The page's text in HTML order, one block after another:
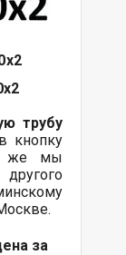
трубу
кнопку
же мы
за